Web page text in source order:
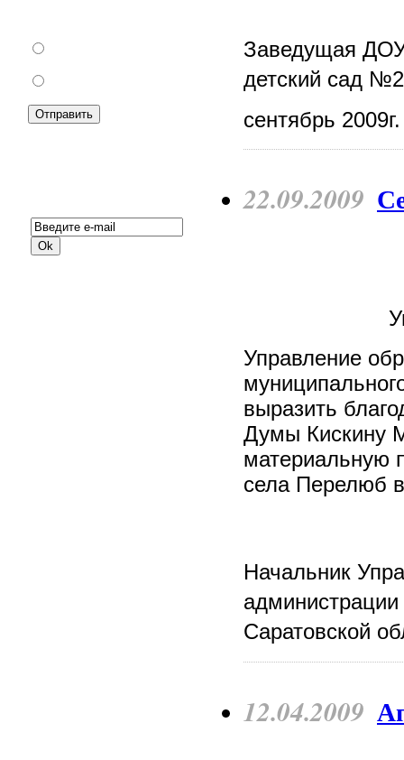
Заведущая
детский сад
сентябрь 2009г.
22.09.2009
Управление
выразить
Думы Кискину
материальную
села Перелюб в
Начальник
Саратовской
12.04.2009